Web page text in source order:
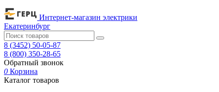
Интернет-магазин электрики
Екатеринбург
8 (3452) 50-05-87
8 (800) 350-28-65
Обратный звонок
0 Корзина
Каталог товаров